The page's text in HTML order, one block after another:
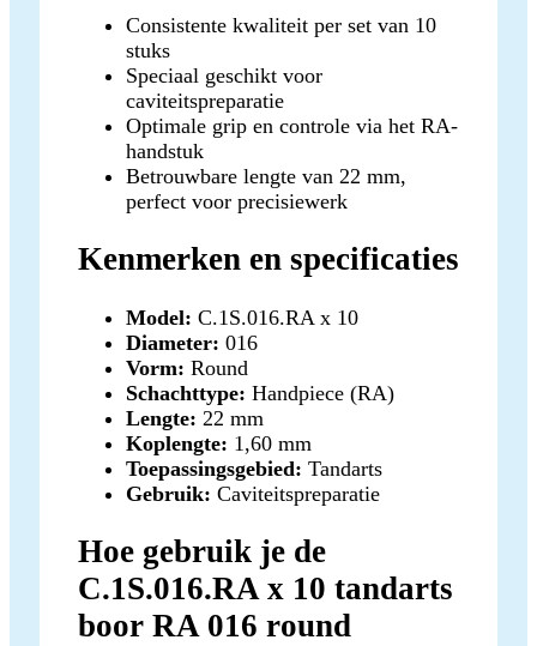
Consistente kwaliteit per set van 10
stuks
Speciaal geschikt voor
caviteitspreparatie
Optimale grip en controle via het RA-
handstuk
Betrouwbare lengte van 22 mm,
perfect voor precisiewerk
Kenmerken en specificaties
Model: C.1S.016.RA x 10
Diameter: 016
Vorm: Round
Schachttype: Handpiece (RA)
Lengte: 22 mm
Koplengte: 1,60 mm
Toepassingsgebied: Tandarts
Gebruik: Caviteitspreparatie
Hoe gebruik je de
C.1S.016.RA x 10 tandarts
boor RA 016 round